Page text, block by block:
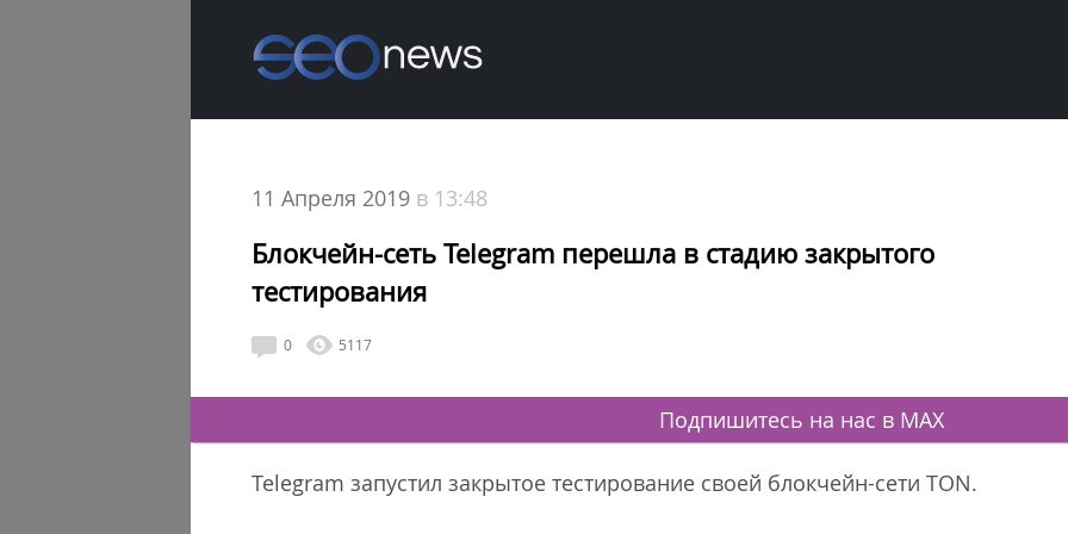
11 Апреля 2019 в 13:48
Блокчейн-сеть Telegram перешла в стадию закрытого
тестирования
0 5117
Подпишитесь на нас в MAX
Telegram запустил закрытое тестирование своей блокчейн-сети TON.